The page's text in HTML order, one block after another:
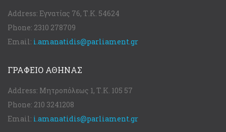
Address: Εγνατίας 76, Τ.Κ. 54624
Phone: 2310 278709
Email: i.amanatidis@parliament.gr
ΓΡΑΦΕΊΟ ΑΘΉΝΑΣ
Address: Μητροπόλεως 1, Τ.Κ. 105 57
Phone: 210 3241208
Email: i.amanatidis@parliament.gr